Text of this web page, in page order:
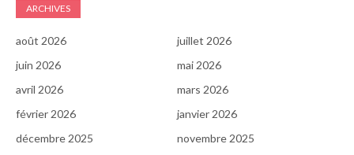
ARCHIVES
août 2026
juillet 2026
juin 2026
mai 2026
avril 2026
mars 2026
février 2026
janvier 2026
décembre 2025
novembre 2025